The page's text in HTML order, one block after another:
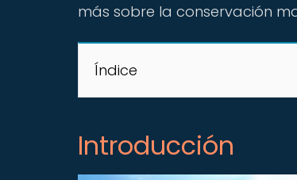
más sobre la conservación
Índice
Introducción